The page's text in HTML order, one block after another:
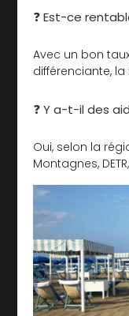
❓ Est-ce
Avec un bon
différenciante,
❓ Y a-t-il des
Oui, selon la
Montagnes,